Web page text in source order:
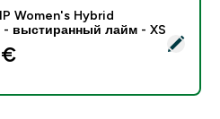
Hybrid Seamless -
Women's Hybrid
- выстиранный лайм - XS